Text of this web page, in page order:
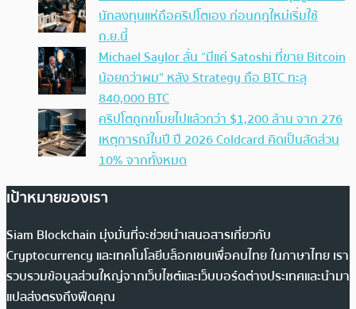
นักลงทุนแห่ถือคริปโตเอง ก่อนกฎใหม่เริ่มใช้
ก.ย.นี้
Michael Saylor ลั่น “มีแค่ Satoshi ที่ขาย Bitcoin
น้อยกว่าผม” หลัง Strategy ถือ BTC ทะลุ
840,000 BTC
คริปโตถูกขโมยไปแล้วกว่า $1,200 ล้าน จาก 276
เหตุการณ์ในปี ปี 2026 Coldcard คิดเป็นสัดส่วน
10% จากทั้งหมด
เป้าหมายของเรา
Siam Blockchain มุ่งมั่นที่จะช่วยนำเสนอสารเกี่ยวกับ
Cryptocurrency และเทคโนโลยีบล็อกเชนเพื่อคนไทย ในภาษาไทย เรา
รวบรวมข้อมูลส่วนใหญ่จากเว็บไซต์และเว็บบอร์ดต่างประเทศและนำมา
แปลส่งตรงถึงฟีดคุณ